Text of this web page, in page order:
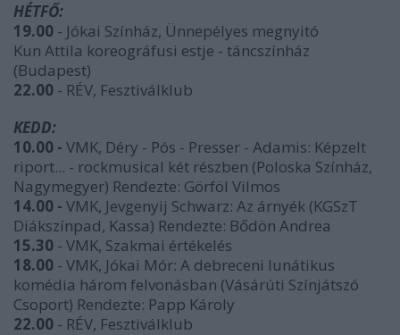
HÉTFŐ:
19.00 - Jókai Színház, Ünnepélyes megnyitó
Kun Attila koreográfusi estje - táncszínház
(Budapest)
22.00 - RÉV, Fesztiválklub
KEDD:
10.00 - VMK, Déry - Pós - Presser - Adamis: Képzelt
riport... - rockmusical két részben (Poloska Színház,
Nagymegyer) Rendezte: Görföl Vilmos
14.00 - VMK, Jevgenyij Schwarz: Az árnyék (KGSzT
Diákszínpad, Kassa) Rendezte: Bődön Andrea
15.30 - VMK, Szakmai értékelés
18.00 - VMK, Jókai Mór: A debreceni lunátikus
komédia három felvonásban (Vásárúti Színjátszó
Csoport) Rendezte: Papp Károly
22.00 - RÉV, Fesztiválklub